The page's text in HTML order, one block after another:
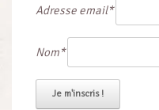
Adresse email*
Nom*